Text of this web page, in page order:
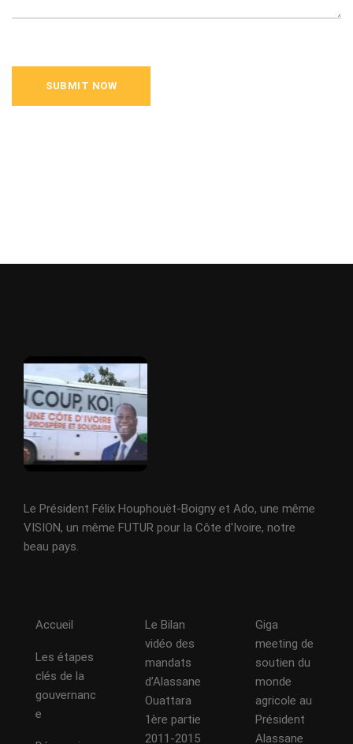
Le Président Félix Houphouët-Boigny et Ado, une même
VISION, un même FUTUR pour la Côte d'Ivoire, notre
beau pays.
Accueil
Les étapes
clés de la
gouvernanc
e
Le Bilan
vidéo des
mandats
d’Alassane
Ouattara
1ère partie
2011-2015
Giga
meeting de
soutien du
monde
agricole au
Président
Alassane